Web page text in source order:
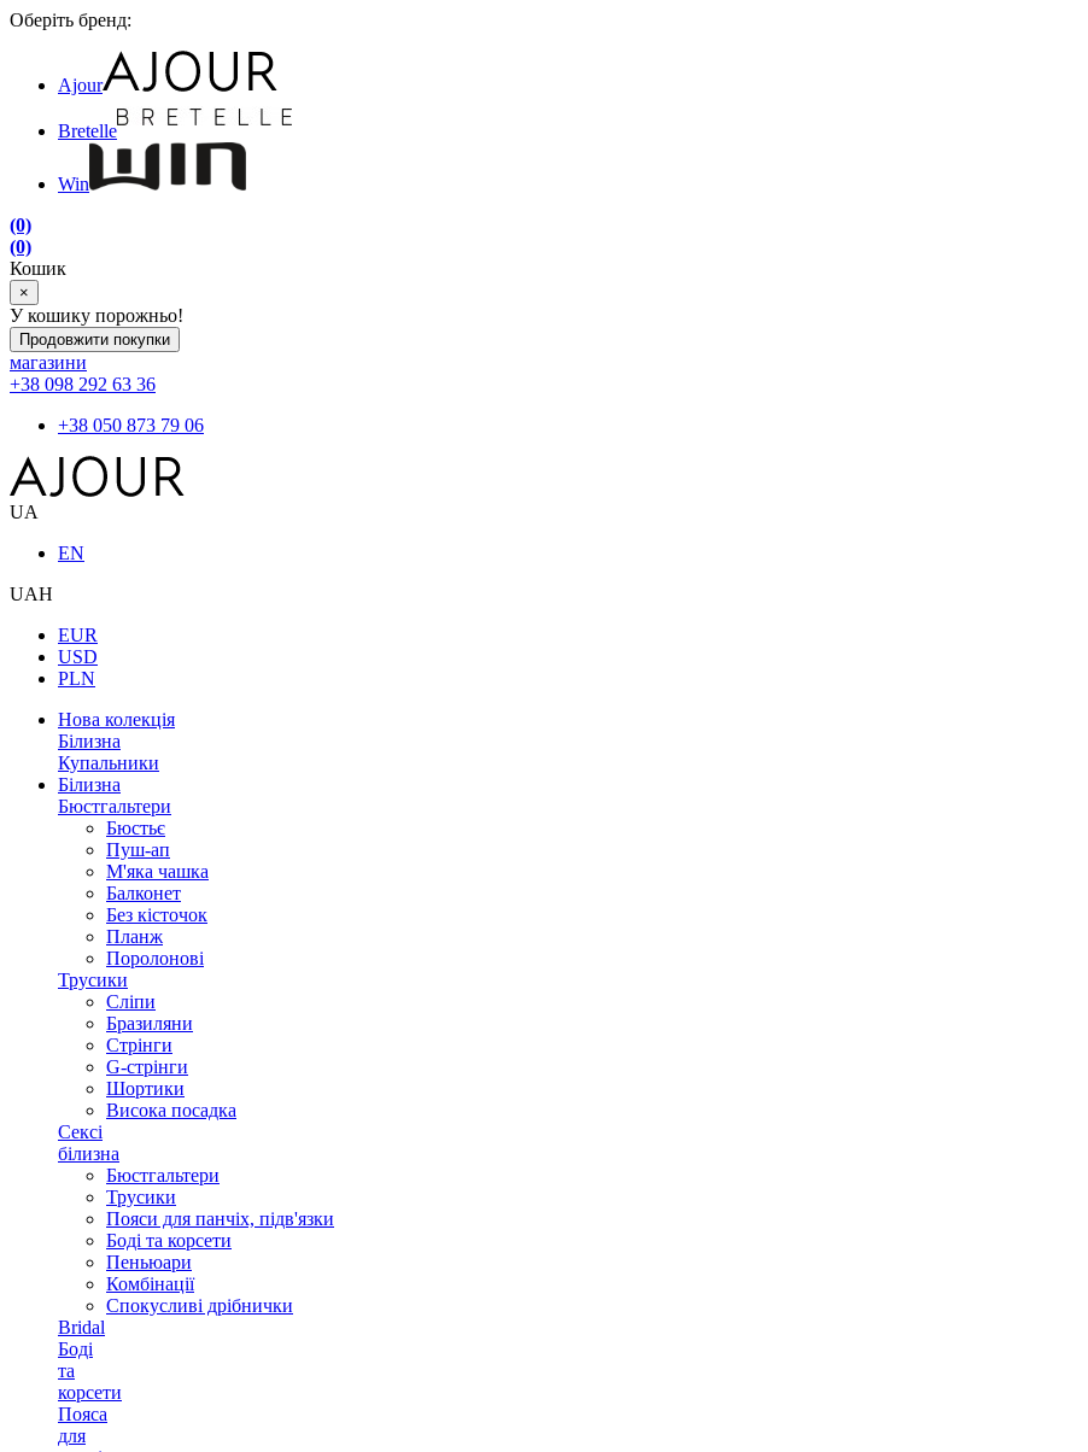
Оберіть бренд:
Ajour
Bretelle
Win
(0)
(0)
Кошик
×
У кошику порожньо!
Продовжити покупки
магазини
+38 098 292 63 36
+38 050 873 79 06
UA
EN
UAH
EUR
USD
PLN
Нова колекція
Білизна
Купальники
Білизна
Бюстгальтери
Бюстьє
Пуш-ап
М'яка чашка
Балконет
Без кісточок
Планж
Поролонові
Трусики
Сліпи
Бразиляни
Стрінги
G-стрінги
Шортики
Висока посадка
Сексі
білизна
Бюстгальтери
Трусики
Пояси для панчіх, підв'язки
Боді та корсети
Пеньюари
Комбінації
Спокусливі дрібнички
Bridal
Боді
та
корсети
Пояса
для